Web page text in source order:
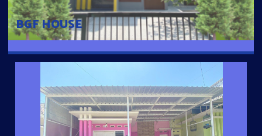
BGF HOUSE
GRIYA ASRI BOGORAN